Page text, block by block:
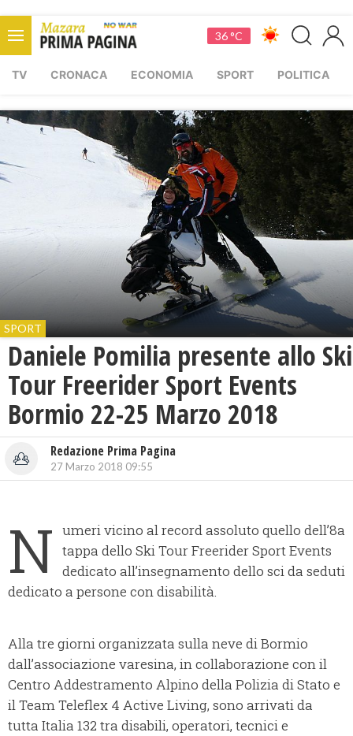
36 °C
TV CRONACA ECONOMIA SPORT POLITICA
SPORT
Daniele Pomilia presente allo Ski
Tour Freerider Sport Events
Bormio 22-25 Marzo 2018
Redazione Prima Pagina
27 Marzo 2018 09:55
N umeri vicino al record assoluto quello dell’8a
tappa dello Ski Tour Freerider Sport Events
dedicato all’insegnamento dello sci da seduti
dedicato a persone con disabilità.
Alla tre giorni organizzata sulla neve di Bormio
dall’associazione varesina, in collaborazione con il
Centro Addestramento Alpino della Polizia di Stato e
il Team Teleflex 4 Active Living, sono arrivati da
tutta Italia 132 tra disabili, operatori, tecnici e